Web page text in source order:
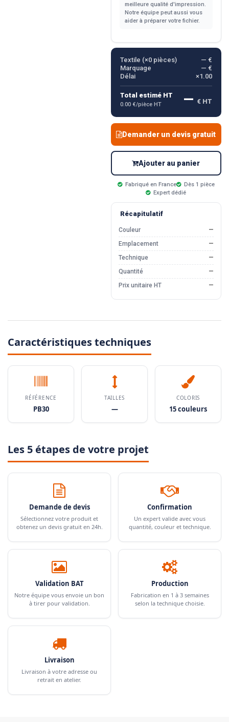
meilleure qualité d'impression.
Notre équipe peut aussi vous
aider à préparer votre fichier.
Textile (×0pièces)
— €
Marquage
— €
Délai
×1.00
Total estimé HT
0.00 €/pièce HT — € HT
Demander un devis gratuit
Ajouter au panier
Fabriqué en France
Dès 1 pièce
Expert dédié
Récapitulatif
Couleur
—
Emplacement
—
Technique
—
Quantité
—
Prix unitaire HT
—
Caractéristiques techniques
RÉFÉRENCE
PB30
TAILLES
—
COLORIS
15 couleurs
Les 5 étapes de votre projet
Demande de devis
Sélectionnez votre produit et
obtenez un devis gratuit en 24h.
Confirmation
Un expert valide avec vous
quantité, couleur et technique.
Validation BAT
Notre équipe vous envoie un bon
à tirer pour validation.
Production
Fabrication en 1 à 3 semaines
selon la technique choisie.
Livraison
Livraison à votre adresse ou
retrait en atelier.